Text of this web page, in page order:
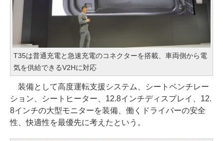
T35は普通充電と急速充電のコネクターを搭載、車両側から電
気を供給できるV2Hに対応
装備として高度運転支援システム、シートベンチレー
ション、シートヒーター、12.8インチディスプレイ、12.
8インチの大型モニターを装備、働くドライバーの安全
性、快適性を最優先に考えたという。